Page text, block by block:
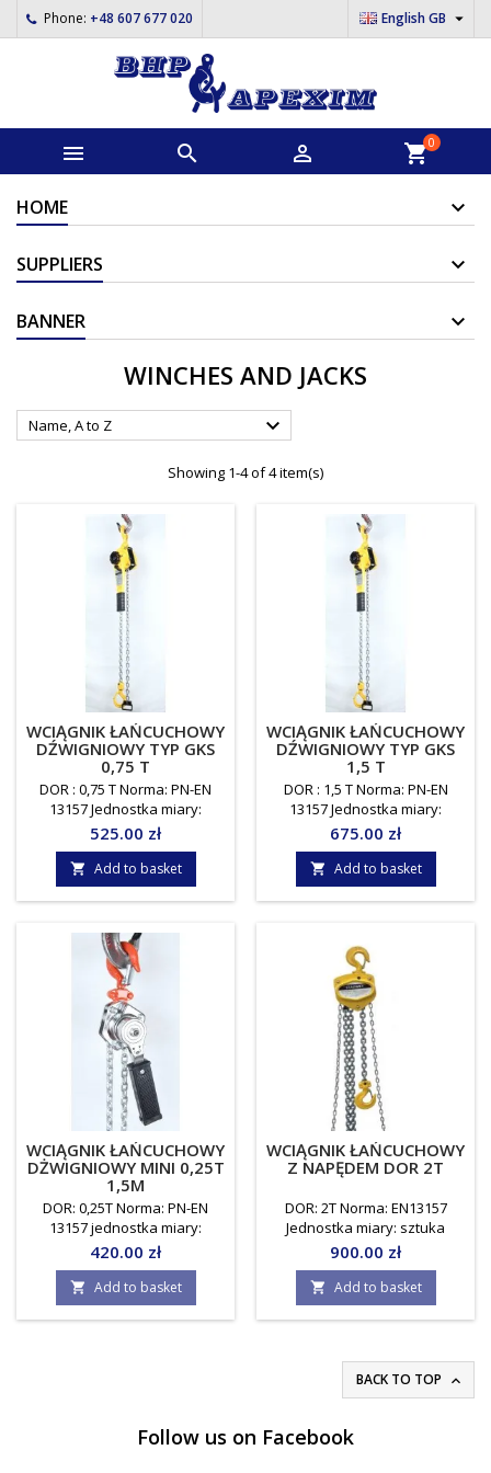
Phone: +48 607 677 020 English GB 
   shopping_cart0
HOME
SUPPLIERS
BANNER
WINCHES AND JACKS
Name, A to Z 
Showing 1-4 of 4 item(s)
WCIĄGNIK ŁAŃCUCHOWY
DŹWIGNIOWY TYP GKS
0,75 T
DOR : 0,75 T Norma: PN-EN
13157 Jednostka miary:
sztuka
Price
525.00 zł
 Add to basket
WCIĄGNIK ŁAŃCUCHOWY
DŹWIGNIOWY TYP GKS
1,5 T
DOR : 1,5 T Norma: PN-EN
13157 Jednostka miary:
sztuka
Price
675.00 zł
 Add to basket
WCIĄGNIK ŁAŃCUCHOWY
DŻWIGNIOWY MINI 0,25T
1,5M
DOR: 0,25T Norma: PN-EN
13157 jednostka miary:
sztuka
Price
420.00 zł
 Add to basket
WCIĄGNIK ŁAŃCUCHOWY
Z NAPĘDEM DOR 2T
DOR: 2T Norma: EN13157
Jednostka miary: sztuka
Price
900.00 zł
 Add to basket
BACK TO TOP 
Follow us on Facebook